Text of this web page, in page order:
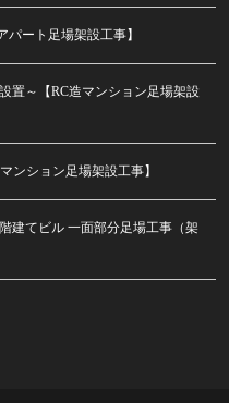
ート足場架設工事】
置～【RC造マンション足場架設
ンション足場架設工事】
建てビル 一面部分足場工事（架